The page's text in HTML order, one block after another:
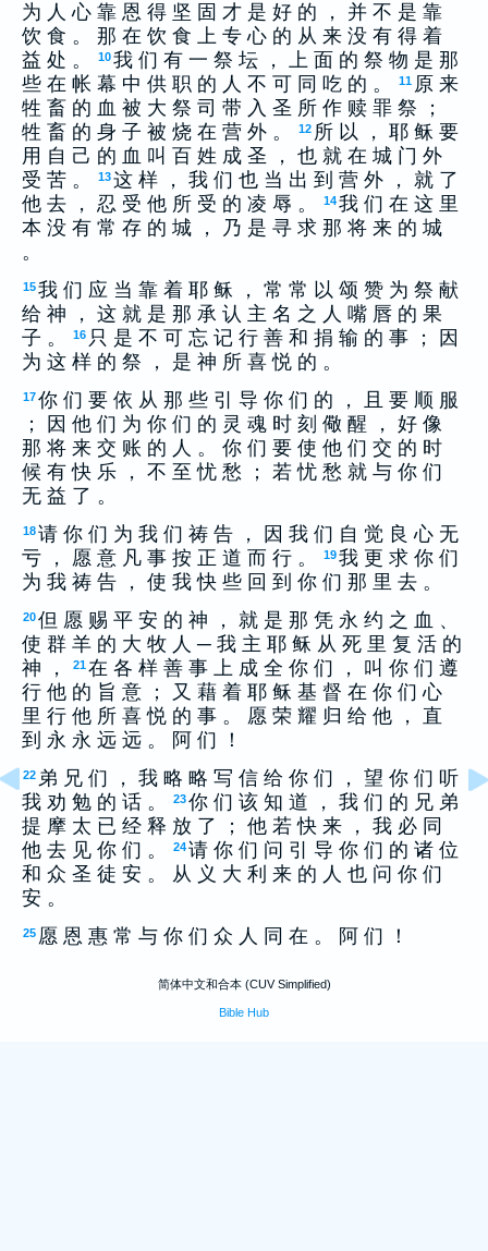
为 人 心 靠 恩 得 坚 固 才 是 好 的 ， 并 不 是 靠
饮 食 。 那 在 饮 食 上 专 心 的 从 来 没 有 得 着
益 处 。
10我 们 有 一 祭 坛 ， 上 面 的 祭 物 是 那
些 在 帐 幕 中 供 职 的 人 不 可 同 吃 的 。
11 原 来
牲 畜 的 血 被 大 祭 司 带 入 圣 所 作 赎 罪 祭 ；
牲 畜 的 身 子 被 烧 在 营 外 。
12 所 以 ， 耶 稣 要
用 自 己 的 血 叫 百 姓 成 圣 ， 也 就 在 城 门 外
受 苦 。
13这 样 ， 我 们 也 当 出 到 营 外 ， 就 了
他 去 ， 忍 受 他 所 受 的 凌 辱 。
14我 们 在 这 里
本 没 有 常 存 的 城 ， 乃 是 寻 求 那 将 来 的 城
。
15我 们 应 当 靠 着 耶 稣 ， 常 常 以 颂 赞 为 祭 献
给 神 ， 这 就 是 那 承 认 主 名 之 人 嘴 唇 的 果
子 。
16 只 是 不 可 忘 记 行 善 和 捐 输 的 事 ； 因
为 这 样 的 祭 ， 是 神 所 喜 悦 的 。
17你 们 要 依 从 那 些 引 导 你 们 的 ， 且 要 顺 服
； 因 他 们 为 你 们 的 灵 魂 时 刻 儆 醒 ， 好 像
那 将 来 交 账 的 人 。 你 们 要 使 他 们 交 的 时
候 有 快 乐 ， 不 至 忧 愁 ； 若 忧 愁 就 与 你 们
无 益 了 。
18请 你 们 为 我 们 祷 告 ， 因 我 们 自 觉 良 心 无
亏 ， 愿 意 凡 事 按 正 道 而 行 。
19我 更 求 你 们
为 我 祷 告 ， 使 我 快 些 回 到 你 们 那 里 去 。
20但 愿 赐 平 安 的 神 ， 就 是 那 凭 永 约 之 血 、
使 群 羊 的 大 牧 人 ─ 我 主 耶 稣 从 死 里 复 活 的
神 ，
21在 各 样 善 事 上 成 全 你 们 ， 叫 你 们 遵
行 他 的 旨 意 ； 又 藉 着 耶 稣 基 督 在 你 们 心
里 行 他 所 喜 悦 的 事 。 愿 荣 耀 归 给 他 ， 直
到 永 永 远 远 。 阿 们 ！
22 弟 兄 们 ， 我 略 略 写 信 给 你 们 ， 望 你 们 听
我 劝 勉 的 话 。
23你 们 该 知 道 ， 我 们 的 兄 弟
提 摩 太 已 经 释 放 了 ； 他 若 快 来 ， 我 必 同
他 去 见 你 们 。
24请 你 们 问 引 导 你 们 的 诸 位
和 众 圣 徒 安 。 从 义 大 利 来 的 人 也 问 你 们
安 。
25 愿 恩 惠 常 与 你 们 众 人 同 在 。 阿 们 ！
简体中文和合本 (CUV Simplified)
Bible Hub